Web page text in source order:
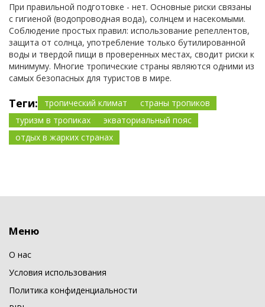
При правильной подготовке - нет. Основные риски связаны
с гигиеной (водопроводная вода), солнцем и насекомыми.
Соблюдение простых правил: использование репеллентов,
защита от солнца, употребление только бутилированной
воды и твердой пищи в проверенных местах, сводит риски к
минимуму. Многие тропические страны являются одними из
самых безопасных для туристов в мире.
Теги: тропический климат
страны тропиков
туризм в тропиках
экваториальный пояс
отдых в жарких странах
Меню
О нас
Условия использования
Политика конфиденциальности